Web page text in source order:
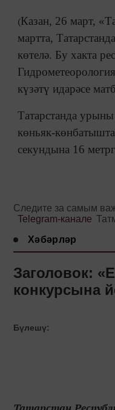
(Казан, 26 март,
мартта,
көтелә. Бу хакта
күзәтү идарәсе
Татарстанда
көньяк-
секундына 16
Следите за самым
Telegram-канале
Хәбәрләр
Заголовок:
конкурсына
Бүлешү: